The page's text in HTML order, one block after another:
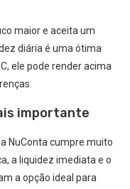
maior e aceita um
diária é uma ótima
ele pode render acima
importante
NuConta cumpre muito
a liquidez imediata e o
a opção ideal para